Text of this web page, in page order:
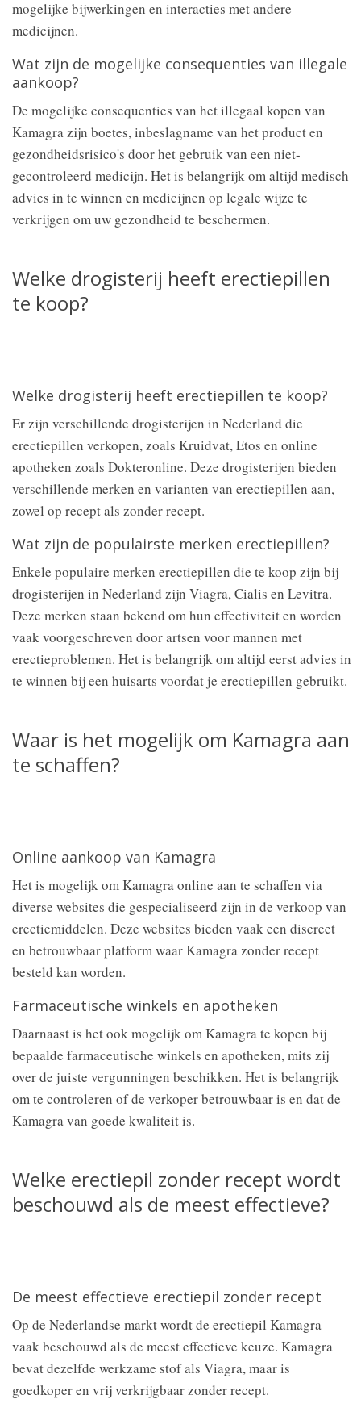
mogelijke bijwerkingen en interacties met andere
medicijnen.
Wat zijn de mogelijke consequenties van illegale
aankoop?
De mogelijke consequenties van het illegaal kopen van
Kamagra zijn boetes, inbeslagname van het product en
gezondheidsrisico's door het gebruik van een niet-
gecontroleerd medicijn. Het is belangrijk om altijd medisch
advies in te winnen en medicijnen op legale wijze te
verkrijgen om uw gezondheid te beschermen.
Welke drogisterij heeft erectiepillen
te koop?
Welke drogisterij heeft erectiepillen te koop?
Er zijn verschillende drogisterijen in Nederland die
erectiepillen verkopen, zoals Kruidvat, Etos en online
apotheken zoals Dokteronline. Deze drogisterijen bieden
verschillende merken en varianten van erectiepillen aan,
zowel op recept als zonder recept.
Wat zijn de populairste merken erectiepillen?
Enkele populaire merken erectiepillen die te koop zijn bij
drogisterijen in Nederland zijn Viagra, Cialis en Levitra.
Deze merken staan bekend om hun effectiviteit en worden
vaak voorgeschreven door artsen voor mannen met
erectieproblemen. Het is belangrijk om altijd eerst advies in
te winnen bij een huisarts voordat je erectiepillen gebruikt.
Waar is het mogelijk om Kamagra aan
te schaffen?
Online aankoop van Kamagra
Het is mogelijk om Kamagra online aan te schaffen via
diverse websites die gespecialiseerd zijn in de verkoop van
erectiemiddelen. Deze websites bieden vaak een discreet
en betrouwbaar platform waar Kamagra zonder recept
besteld kan worden.
Farmaceutische winkels en apotheken
Daarnaast is het ook mogelijk om Kamagra te kopen bij
bepaalde farmaceutische winkels en apotheken, mits zij
over de juiste vergunningen beschikken. Het is belangrijk
om te controleren of de verkoper betrouwbaar is en dat de
Kamagra van goede kwaliteit is.
Welke erectiepil zonder recept wordt
beschouwd als de meest effectieve?
De meest effectieve erectiepil zonder recept
Op de Nederlandse markt wordt de erectiepil Kamagra
vaak beschouwd als de meest effectieve keuze. Kamagra
bevat dezelfde werkzame stof als Viagra, maar is
goedkoper en vrij verkrijgbaar zonder recept.